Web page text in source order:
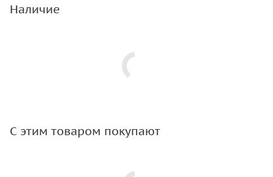
Наличие
С этим товаром покупают